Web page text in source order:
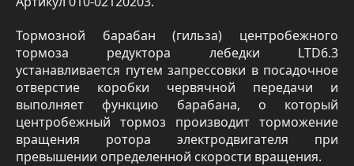
Тормозной барабан (гильза) центробежного
тормоза редуктора лебедки LTD6.3
устанавливается путем запрессовки в посадочное
отверстие коробки червячной передачи и
выполняет функцию барабана, о который
центробежный тормоз производит торможение
вращения ротора электродвигателя при
превышении определенной скорости вращения.